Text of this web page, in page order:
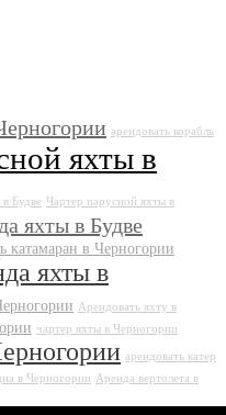
арендовать корабль
яхты в
Будве Чартер парусной яхты в
яхты в Будве
катамаран в Черногории
яхты в
Арендовать яхту в
чартер яхты в Черногории
арендовать катер
в Черногории Аренда вертолета в